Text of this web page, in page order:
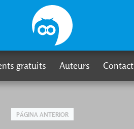
PÁGINA ANTERIOR
gratuits Auteurs Contact